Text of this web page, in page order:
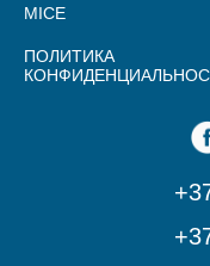
MICE
ПОЛИТИКА